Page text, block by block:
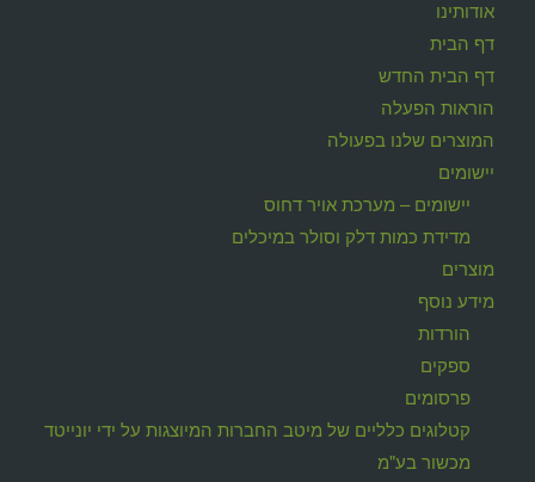
אודותינו
דף הבית
דף הבית החדש
הוראות הפעלה
המוצרים שלנו בפעולה
יישומים
יישומים – מערכת אויר דחוס
מדידת כמות דלק וסולר במיכלים
מוצרים
מידע נוסף
הורדות
ספקים
פרסומים
קטלוגים כלליים של מיטב החברות המיוצגות על ידי יונייטד
מכשור בע"מ